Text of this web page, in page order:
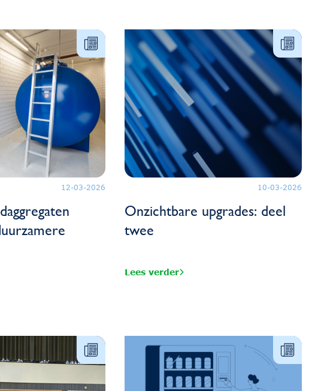
12-03-2026 10-03-2026
Onzichtbare upgrades: deel
twee
Lees verder